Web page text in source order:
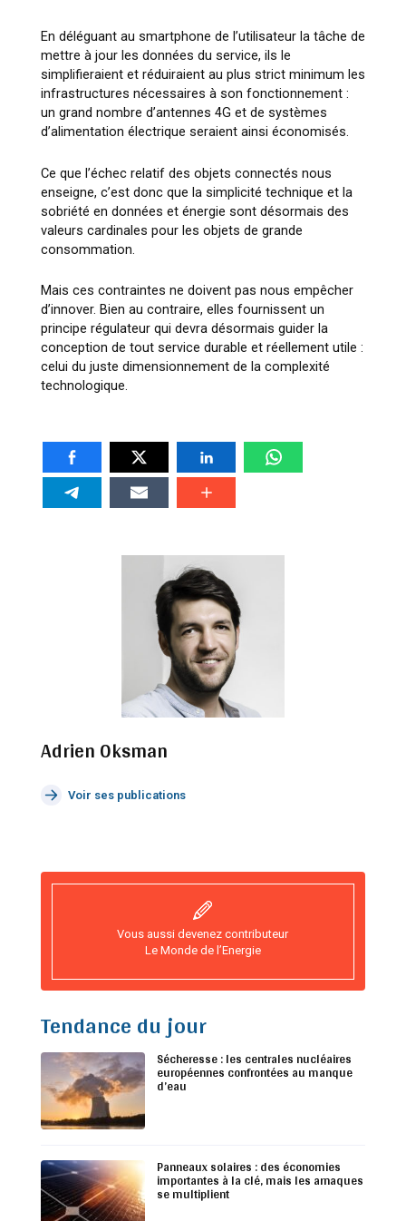
En déléguant au smartphone de l’utilisateur la tâche de
mettre à jour les données du service, ils le
simplifieraient et réduiraient au plus strict minimum les
infrastructures nécessaires à son fonctionnement :
un grand nombre d’antennes 4G et de systèmes
d’alimentation électrique seraient ainsi économisés.
Ce que l’échec relatif des objets connectés nous
enseigne, c’est donc que la simplicité technique et la
sobriété en données et énergie sont désormais des
valeurs cardinales pour les objets de grande
consommation.
Mais ces contraintes ne doivent pas nous empêcher
d’innover. Bien au contraire, elles fournissent un
principe régulateur qui devra désormais guider la
conception de tout service durable et réellement utile :
celui du juste dimensionnement de la complexité
technologique.
Adrien Oksman
Voir ses publications
Vous aussi devenez contributeur
Le Monde de l’Energie
Tendance du jour
Sécheresse : les centrales nucléaires
européennes confrontées au manque
d’eau
Panneaux solaires : des économies
importantes à la clé, mais les arnaques
se multiplient